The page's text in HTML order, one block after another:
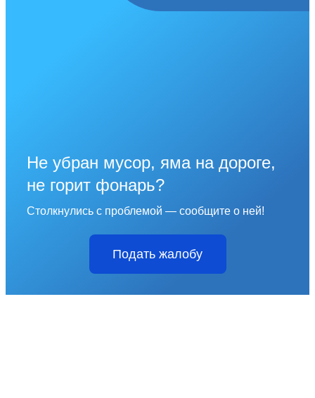
Не убран мусор, яма на дороге,
не горит фонарь?
Столкнулись с проблемой — сообщите о ней!
Подать жалобу